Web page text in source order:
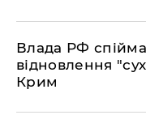
Влада РФ
відновлення
Крим